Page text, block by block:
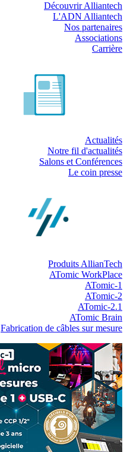
Découvrir Alliantech
L'ADN Alliantech
Nos partenaires
Associations
Carrière
Actualités
Notre fil d'actualités
Salons et Conférences
Le coin presse
Produits AllianTech
ATomic WorkPlace
ATomic-1
ATomic-2
ATomic-2.1
ATomic Brain
Fabrication de câbles sur mesure